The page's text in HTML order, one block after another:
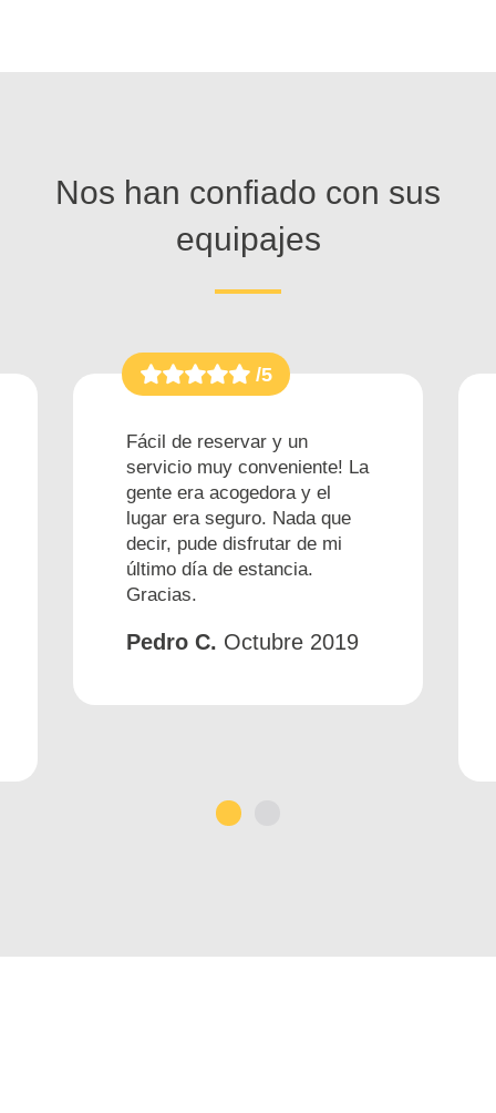
Nos han confiado con sus
equipajes
/5
Fácil de reservar y un
servicio muy conveniente! La
gente era acogedora y el
lugar era seguro. Nada que
decir, pude disfrutar de mi
último día de estancia.
Gracias.
Pedro C. Octubre 2019